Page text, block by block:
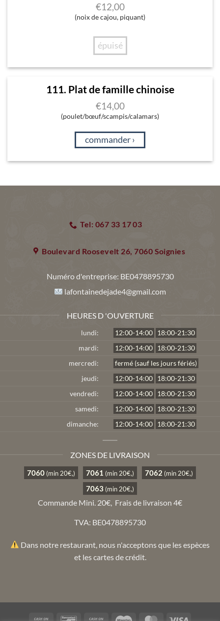
€12,00
(noix de cajou, piquant)
épuisé
111. Plat de famille chinoise
€14,00
(poulet/bœuf/scampis/calamars)
commander ›
Tel: 067 33 17 03
Boulevard Roosevelt 26, 7060 Soignies
Numéro d'entreprise: BE0478895730
lafontainedejade4@gmail.com
HEURES D 'OUVERTURE
lundi: 12:00-14:00 18:00-21:30
mardi:
12:00-14:00 18:00-21:30
mercredi:
fermé (sauf les jours fériés)
jeudi:
12:00-14:00 18:00-21:30
vendredi:
12:00-14:00 18:00-21:30
samedi:
12:00-14:00 18:00-21:30
dimanche:
12:00-14:00 18:00-21:30
ZONES DE LIVRAISON
7060 (min 20€,) 7061 (min 20€,) 7062 (min 20€,)
7063 (min 20€,)
Commande Mini. 20€, Frais de livraison 4€
TVA: BE0478895730
Dans notre restaurant, nous n'acceptons que les espèces
et les cartes de crédit.
Cash BancontactCash Maestro MasterCard